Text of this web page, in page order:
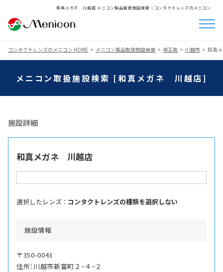
和真メガネ 川越店 メニコン製品取扱施設検索│コンタクトレンズのメニコン
コンタクトレンズのメニコン HOME メニコン製品取扱施設検索 埼玉県 川越市 和真
メニコン取扱施設検索 [和真メガネ 川越店]
施設詳細
和真メガネ 川越店
選択したレンズ ： コンタクトレンズの種類を選択しない
施設情報
〒350-0043
住所：川越市新富町２−４−２